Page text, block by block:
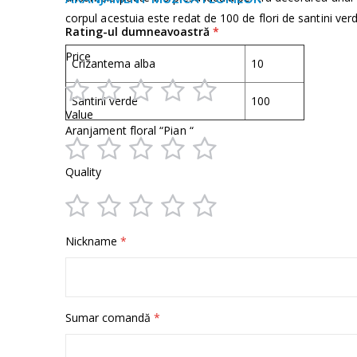
corpul acestuia este redat de 100 de flori de santini
Crizantema alba 10
Santini verde
100
Aranjament floral “Pian “
informații
Rating-ul dumneavoastră
Price
1
star
2
stars
3
stars
4
stars
5
stars
Value
1
2
3
4
5
Quality
star
stars
stars
stars
stars
Nickname
Sumar comandă